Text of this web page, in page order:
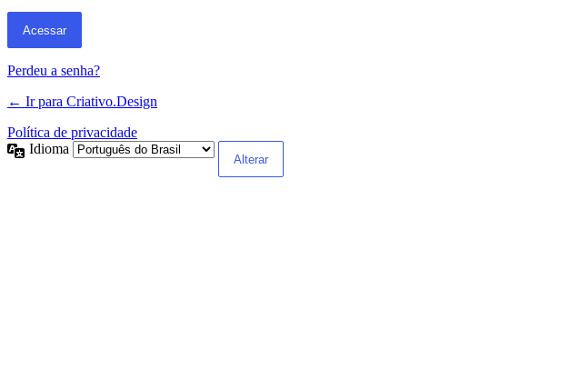
Perdeu a senha?
← Ir para Criativo.Design
Política de privacidade
Idioma